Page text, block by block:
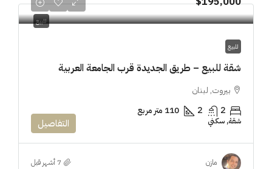
للبيع
للبيع
شقة للبيع – طريق الجديدة قرب الجامعة العربية
بيروت, لبنان
2
2 110 متر مربع
شقة, سكني التفاصيل
مازن